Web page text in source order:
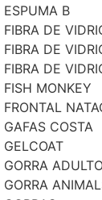
ESPUMA B
FIBRA DE
FIBRA DE
FIBRA DE
FISH MONKEY
FRONTAL
GAFAS COSTA
GELCOAT
GORRA
GORRA